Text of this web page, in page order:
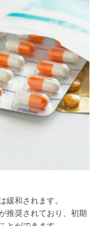
緩和されます。
推奨されており、初期